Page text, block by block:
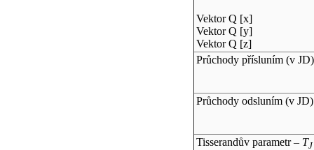
Vektor Q [x]
Vektor Q [y]
Vektor Q [z]
Průchody přísluním (v JD)
Průchody odsluním (v JD)
Tisserandův parametr – TJ